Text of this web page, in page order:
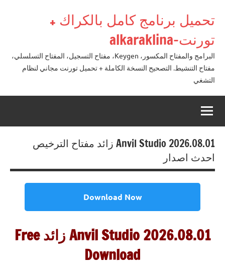
تحميل برنامج كامل بالكراك +
تورنت-alkaraklina
البرامج والمفتاح المكسور، Keygen، مفتاح التسجيل، المفتاح التسلسلي،
مفتاح التنشيط. التصحيح النسخة الكاملة + تحميل تورنت مجاني لنظام
التشغي
Anvil Studio 2026.08.01 زائد مفتاح الترخيص
احدث اصدار
Download Now
Anvil Studio 2026.08.01
زائد Free
Download